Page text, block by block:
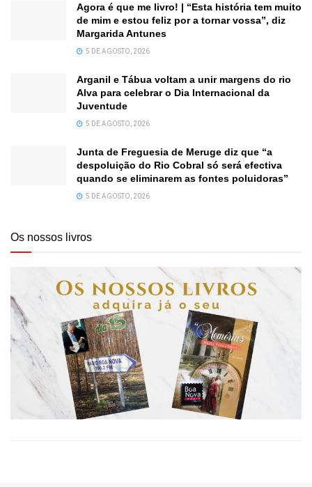
Agora é que me livro! | “Esta história tem muito
de mim e estou feliz por a tornar vossa”, diz
Margarida Antunes
5 DE AGOSTO, 2026
Arganil e Tábua voltam a unir margens do rio
Alva para celebrar o Dia Internacional da
Juventude
5 DE AGOSTO, 2026
Junta de Freguesia de Meruge diz que “a
despoluição do Rio Cobral só será efectiva
quando se eliminarem as fontes poluidoras”
5 DE AGOSTO, 2026
Os nossos livros